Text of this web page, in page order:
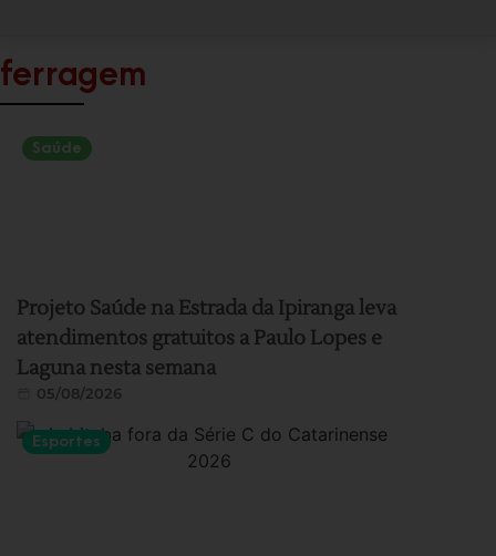
ferragem
Saúde
Projeto Saúde na Estrada da Ipiranga leva
atendimentos gratuitos a Paulo Lopes e
Laguna nesta semana
05/08/2026
Esportes